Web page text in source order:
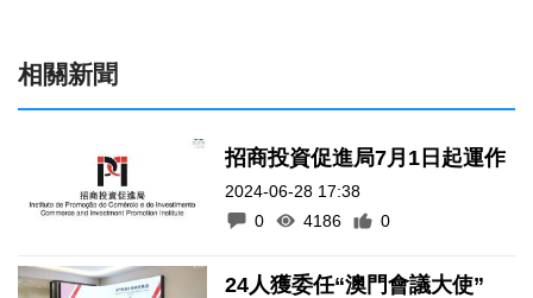
相關新聞
招商投資促進局7月1日起運作
2024-06-28 17:38
0
4186 0
24人獲委任“澳門會議大使”